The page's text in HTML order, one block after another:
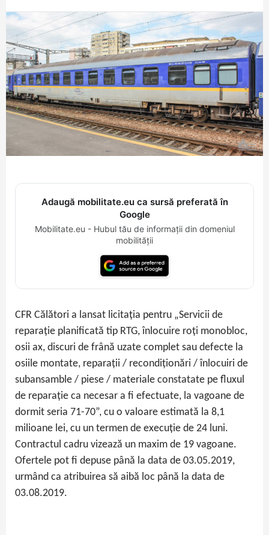
Adaugă mobilitate.eu ca sursă preferată în
Google
Mobilitate.eu - Hubul tău de informații din domeniul
mobilității
CFR Călători a lansat licitația pentru „Servicii de
reparaţie planificată tip RTG, înlocuire roţi monobloc,
osii ax, discuri de frână uzate complet sau defecte la
osiile montate, reparaţii / recondiţionări / înlocuiri de
subansamble / piese / materiale constatate pe fluxul
de reparaţie ca necesar a fi efectuate, la vagoane de
dormit seria 71-70”, cu o valoare estimată la 8,1
milioane lei, cu un termen de execuție de 24 luni.
Contractul cadru vizează un maxim de 19 vagoane.
Ofertele pot fi depuse până la data de 03.05.2019,
urmând ca atribuirea să aibă loc până la data de
03.08.2019.